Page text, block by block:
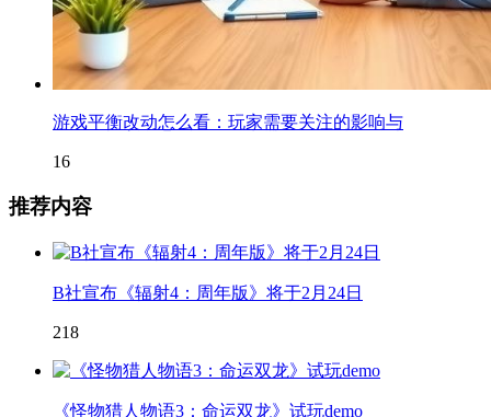
游戏平衡改动怎么看：玩家需要关注的影响与
16
推荐内容
B社宣布《辐射4：周年版》将于2月24日
218
《怪物猎人物语3：命运双龙》试玩demo